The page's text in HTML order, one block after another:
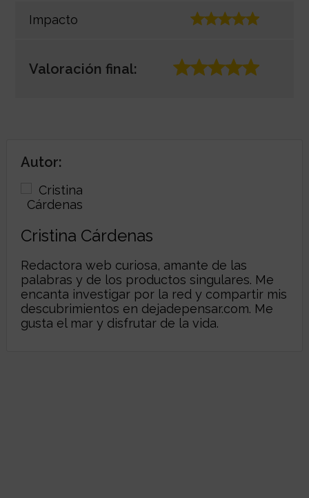
Impacto
Valoración final:
Autor:
Cristina Cárdenas
Redactora web curiosa, amante de las
palabras y de los productos singulares. Me
encanta investigar por la red y compartir mis
descubrimientos en dejadepensar.com. Me
gusta el mar y disfrutar de la vida.